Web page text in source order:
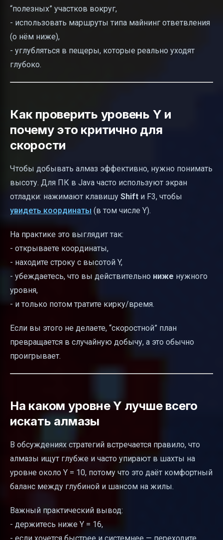
“полезных” участков вокруг,
- использовать маршруты типа майнинг ответвления
(о нём ниже),
- углубляться в пещеры, которые реально уходят
глубоко.
Как проверить уровень Y и
почему это критично для
скорости
Чтобы добывать алмаз эффективно, нужно понимать
высоту. Для ПК в Java часто используют экран
отладки: нажимают клавишу Shift и F3, чтобы
увидеть координаты (в том числе Y).
На практике это выглядит так:
- открываете координаты,
- находите строку с высотой Y,
- убеждаетесь, что вы действительно ниже нужного
уровня,
- и только потом тратите кирку/время.
Если вы этого не делаете, “скоростной” план
превращается в случайную добычу, а это обычно
проигрывает.
На каком уровне Y лучше всего
искать алмазы
В обсуждениях стратегий встречается правило, что
алмазы ищут глубже и часто упирают в шахты на
уровне около Y = 10, потому что это даёт комфортный
баланс между глубиной и шансом на жилы.
Важный практический вывод:
- держитесь ниже Y = 16,